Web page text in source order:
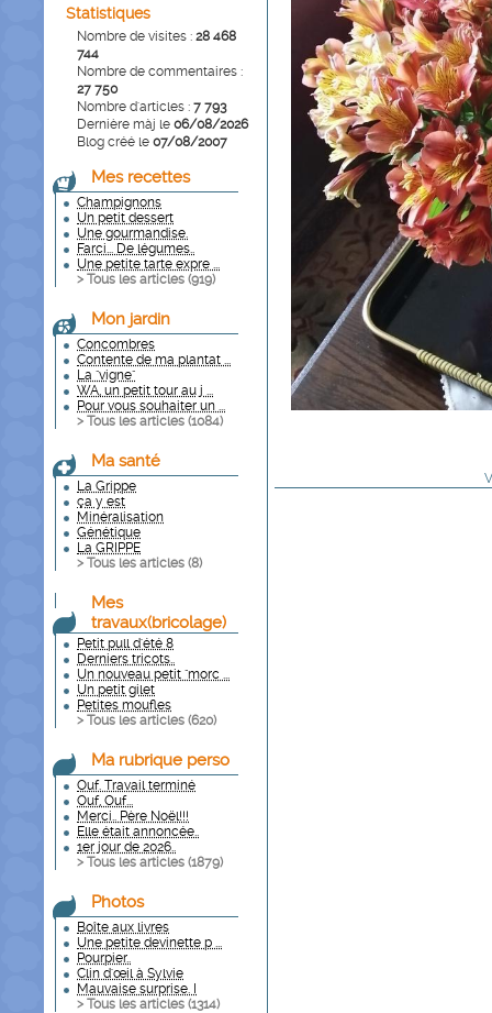
Statistiques
Nombre de visites : 28 468
744
Nombre de commentaires :
27 750
Nombre d'articles : 7 793
Dernière màj le 06/08/2026
Blog créé le 07/08/2007
Mes recettes
Champignons
Un petit dessert
Une gourmandise.
Farci... De légumes..
Une petite tarte expre ...
> Tous les articles (919)
Mon jardin
Concombres
Contente de ma plantat ...
La "vigne"
WA, un petit tour au j ...
Pour vous souhaiter un ...
> Tous les articles (1084)
Ma santé
La Grippe
ça y est
Minéralisation
Génétique
La GRIPPE
> Tous les articles (8)
Mes
travaux(bricolage)
Petit pull d'été 8
Derniers tricots..
Un nouveau petit "morc ...
Un petit gilet
Petites moufles
> Tous les articles (620)
Ma rubrique perso
Ouf. Travail terminé
Ouf, Ouf...
Merci.. Père Noël!!!
Elle était annoncée..
1er jour de 2026..
> Tous les articles (1879)
Photos
Boîte aux livres
Une petite devinette p ...
Pourpier..
Clin d'œil à Sylvie
Mauvaise surprise. I
> Tous les articles (1314)